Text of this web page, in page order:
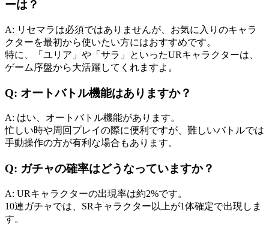
ーは？
A: リセマラは必須ではありませんが、お気に入りのキャラ
クターを最初から使いたい方にはおすすめです。
特に、「ユリア」や「サラ」といったURキャラクターは、
ゲーム序盤から大活躍してくれますよ。
Q: オートバトル機能はありますか？
A: はい、オートバトル機能があります。
忙しい時や周回プレイの際に便利ですが、難しいバトルでは
手動操作の方が有利な場合もあります。
Q: ガチャの確率はどうなっていますか？
A: URキャラクターの出現率は約2%です。
10連ガチャでは、SRキャラクター以上が1体確定で出現しま
す。